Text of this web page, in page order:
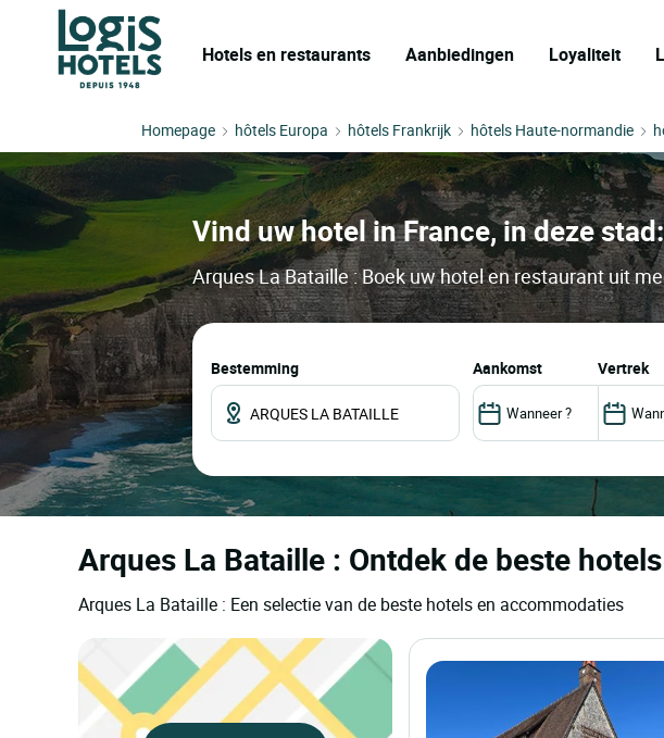
Hotels en restaurants Aanbiedingen Loyaliteit
Homepage hôtels Europa hôtels Frankrijk hôtels Haute-normandie
Vind uw hotel in France, in deze
Arques La Bataille : Boek uw hotel en restaurant uit
Bestemming aankomst vertrek
Arques La Bataille : Ontdek de beste hotels
Arques La Bataille : Een selectie van de beste hotels en accommodaties